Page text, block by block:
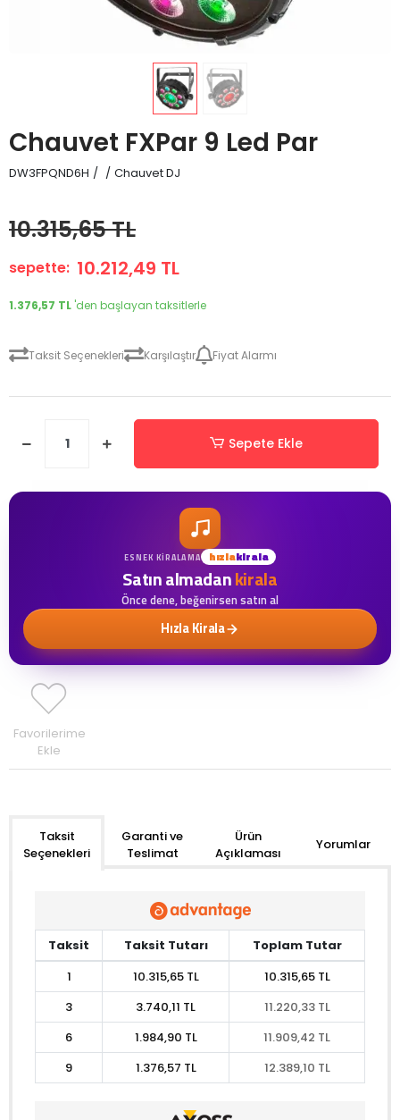
Chauvet FXPar 9 Led Par
DW3FPQND6H / / Chauvet DJ
10.315,65 TL
sepette: 10.212,49 TL
1.376,57 TL'den başlayan taksitlerle
Taksit Seçenekleri Karşılaştır Fiyat Alarmı
Sepete Ekle
ESNEK KIRALAMA hızlakirala
Satın almadankirala
Önce dene, beğenirsen satın al
Hızla Kirala
Favorilerime
Ekle
Taksit
Seçenekleri
Garanti ve
Teslimat
Ürün
Açıklaması
Yorumlar
Taksit Taksit Tutarı
Toplam Tutar
1
10.315,65 TL
10.315,65 TL
3
3.740,11 TL
11.220,33 TL
6
1.984,90 TL
11.909,42 TL
9
1.376,57 TL 12.389,10 TL